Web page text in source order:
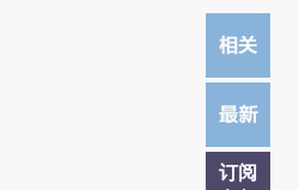
订阅